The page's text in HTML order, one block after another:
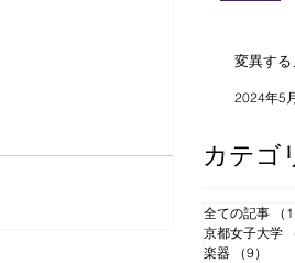
変異す
2024年5
カテゴ
全ての記事 （
京都女子大学
楽器
（9）